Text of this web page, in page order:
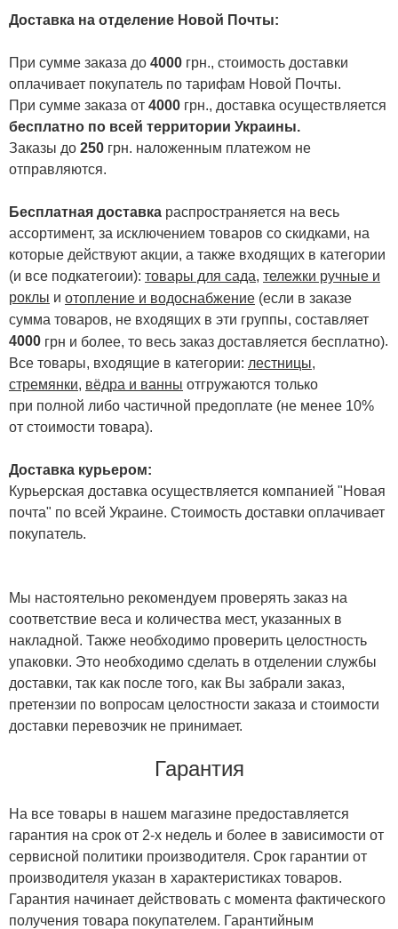
Доставка на отделение Новой Почты:
При сумме заказа до 4000 грн., стоимость доставки
оплачивает покупатель по тарифам Новой Почты.
При сумме заказа от 4000 грн., доставка осуществляется
бесплатно по всей территории Украины.
Заказы до 250 грн. наложенным платежом не
отправляются.
Бесплатная доставка распространяется на весь
ассортимент, за исключением товаров со скидками, на
которые действуют акции, а также входящих в категории
(и все подкатегоии): товары для сада, тележки ручные и
роклы и отопление и водоснабжение (если в заказе
сумма товаров, не входящих в эти группы, составляет
4000 грн и более, то весь заказ доставляется бесплатно).
Все товары, входящие в категории: лестницы,
стремянки, вёдра и ванны отгружаются только
при полной либо частичной предоплате (не менее 10%
от стоимости товара).
Доставка курьером:
Курьерская доставка осуществляется компанией "Новая
почта" по всей Украине. Стоимость доставки оплачивает
покупатель.
Мы настоятельно рекомендуем проверять заказ на
соответствие веса и количества мест, указанных в
накладной. Также необходимо проверить целостность
упаковки. Это необходимо сделать в отделении службы
доставки, так как после того, как Вы забрали заказ,
претензии по вопросам целостности заказа и стоимости
доставки перевозчик не принимает.
Гарантия
На все товары в нашем магазине предоставляется
гарантия на срок от 2-х недель и более в зависимости от
сервисной политики производителя. Срок гарантии от
производителя указан в характеристиках товаров.
Гарантия начинает действовать с момента фактического
получения товара покупателем. Гарантийным